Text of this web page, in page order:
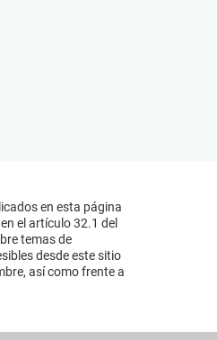
en esta página
el artículo 32.1 del
temas de
desde este sitio
así como frente a